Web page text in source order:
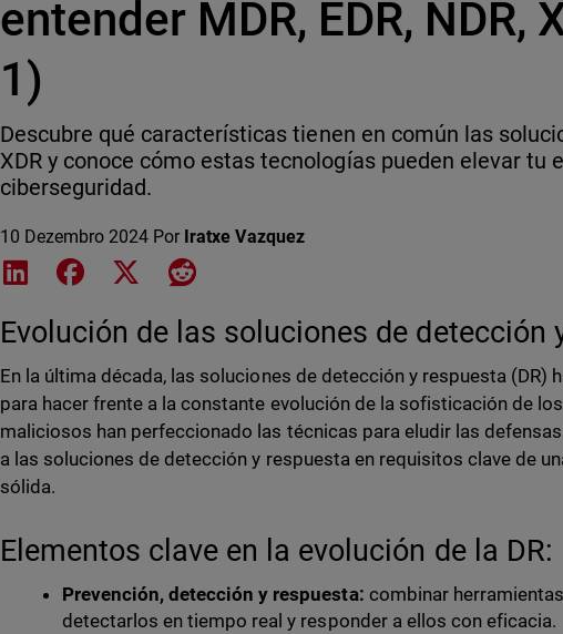
entender MDR, EDR, NDR,
1)
Descubre qué características tienen en común las
XDR y conoce cómo estas tecnologías pueden elevar tu
ciberseguridad.
10 Dezembro 2024 Por Iratxe Vazquez
Share on LinkedIn
Share on Facebook
Share on XShare on Reddit
Evolución de las soluciones de detección
En la última década, las soluciones de detección y respuesta (DR)
para hacer frente a la constante evolución de la sofisticación de
maliciosos han perfeccionado las técnicas para eludir las
a las soluciones de detección y respuesta en requisitos clave de
sólida.
Elementos clave en la evolución de la DR:
Prevención, detección y respuesta: combinar
detectarlos en tiempo real y responder a ellos con eficacia.